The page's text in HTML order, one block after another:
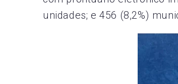
unidades; e 456 (8,2%)